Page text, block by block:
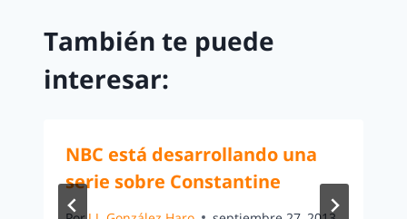
También te puede
interesar:
NBC está desarrollando una
serie sobre Constantine